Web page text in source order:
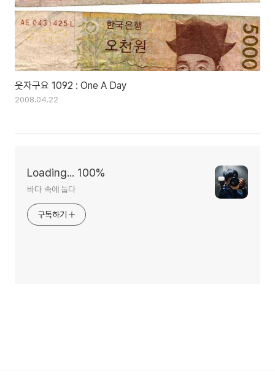
웃자구요 1092 : One A Day
2008.04.22
Loading... 100%
바다 속에 눕다
구독하기